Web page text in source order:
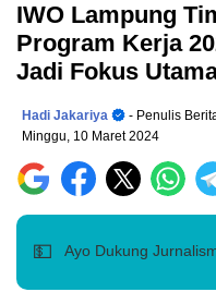
IWO Lampung
Program Kerja
Jadi Fokus
Hadi Jakariya
- Penulis
Minggu, 10 Maret 2024
💵 Ayo Dukung